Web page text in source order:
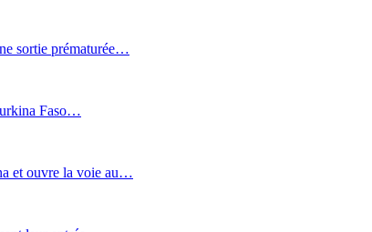
sortie prématurée…
Faso…
et ouvre la voie au…